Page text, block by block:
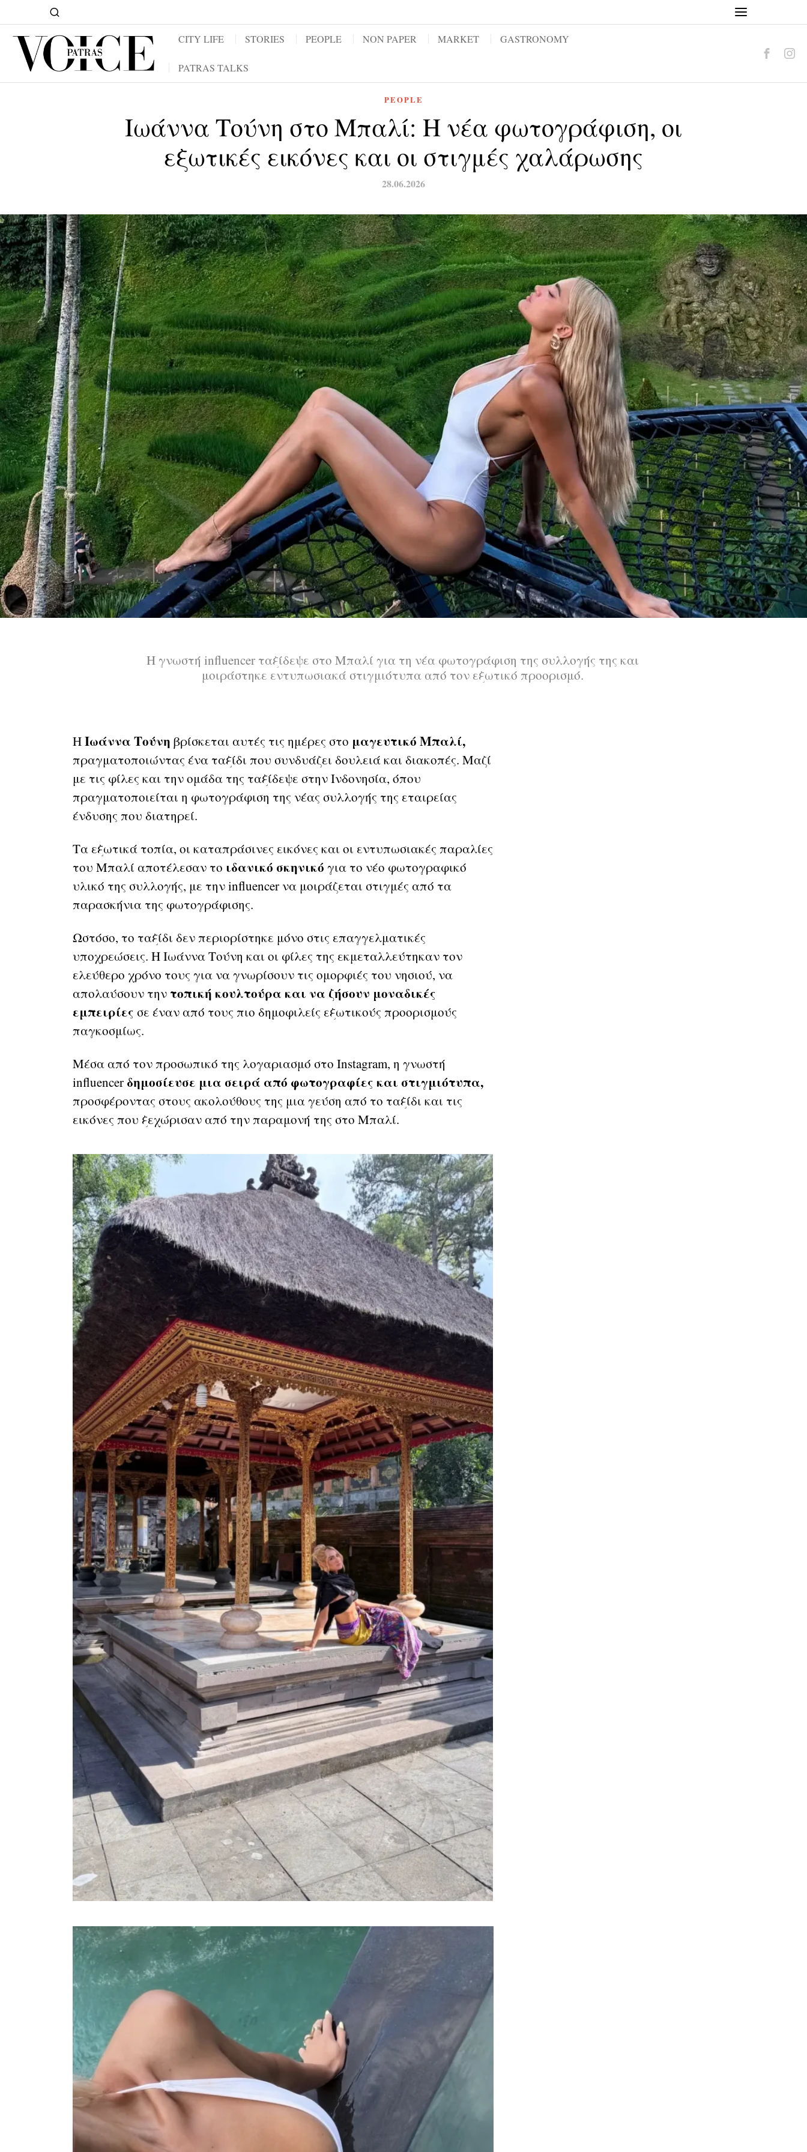
CITY LIFE STORIES PEOPLE NON PAPER MARKET GASTRONOMY
PATRAS TALKS
PEOPLE
Ιωάννα Τούνη στο Μπαλί: Η νέα φωτογράφιση, οι
εξωτικές εικόνες και οι στιγμές χαλάρωσης
28.06.2026
Η γνωστή influencer ταξίδεψε στο Μπαλί για τη νέα φωτογράφιση της συλλογής της και
μοιράστηκε εντυπωσιακά στιγμιότυπα από τον εξωτικό προορισμό.
ΗΙωάννα Τούνη βρίσκεται αυτές τις ημέρες στο μαγευτικό Μπαλί,
πραγματοποιώντας ένα ταξίδι που συνδυάζει δουλειά και διακοπές. Μαζί
με τις φίλες και την ομάδα της ταξίδεψε στην Ινδονησία, όπου
πραγματοποιείται η φωτογράφιση της νέας συλλογής της εταιρείας
ένδυσης που διατηρεί.
Τα εξωτικά τοπία, οι καταπράσινες εικόνες και οι εντυπωσιακές παραλίες
του Μπαλί αποτέλεσαν το ιδανικό σκηνικό για το νέο φωτογραφικό
υλικό της συλλογής, με την influencer να μοιράζεται στιγμές από τα
παρασκήνια της φωτογράφισης.
Ωστόσο, το ταξίδι δεν περιορίστηκε μόνο στις επαγγελματικές
υποχρεώσεις. Η Ιωάννα Τούνη και οι φίλες της εκμεταλλεύτηκαν τον
ελεύθερο χρόνο τους για να γνωρίσουν τις ομορφιές του νησιού, να
απολαύσουν την τοπική κουλτούρα και να ζήσουν μοναδικές
εμπειρίες σε έναν από τους πιο δημοφιλείς εξωτικούς προορισμούς
παγκοσμίως.
Μέσα από τον προσωπικό της λογαριασμό στο Instagram, η γνωστή
influencer δημοσίευσε μια σειρά από φωτογραφίες και στιγμιότυπα,
προσφέροντας στους ακολούθους της μια γεύση από το ταξίδι και τις
εικόνες που ξεχώρισαν από την παραμονή της στο Μπαλί.